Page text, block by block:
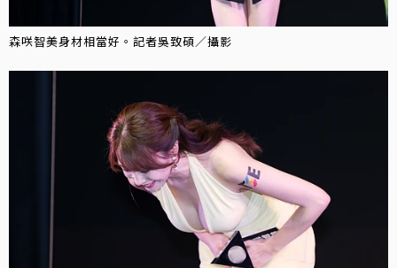
森咲智美身材相當好。記者吳致碩／攝影